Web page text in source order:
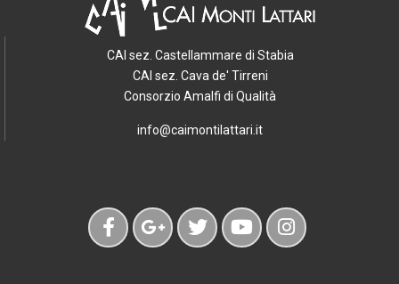
CAI sez. Castellammare di Stabia
CAI sez. Cava de' Tirreni
Consorzio Amalfi di Qualità
info@caimontilattari.it